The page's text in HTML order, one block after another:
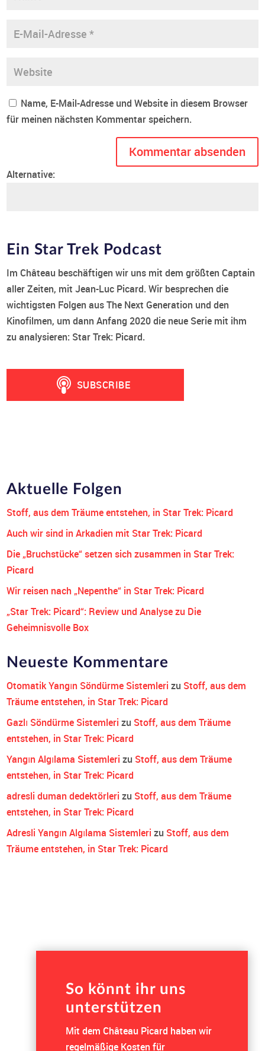
Name, E-Mail-Adresse und Website in diesem Browser
für meinen nächsten Kommentar speichern.
Alternative:
Ein Star Trek Podcast
Im Château beschäftigen wir uns mit dem größten Captain
aller Zeiten, mit Jean-Luc Picard. Wir besprechen die
wichtigsten Folgen aus The Next Generation und den
Kinofilmen, um dann Anfang 2020 die neue Serie mit ihm
zu analysieren: Star Trek: Picard.
Aktuelle Folgen
Stoff, aus dem Träume entstehen, in Star Trek: Picard
Auch wir sind in Arkadien mit Star Trek: Picard
Die „Bruchstücke“ setzen sich zusammen in Star Trek:
Picard
Wir reisen nach „Nepenthe“ in Star Trek: Picard
„Star Trek: Picard“: Review und Analyse zu Die
Geheimnisvolle Box
Neueste Kommentare
Otomatik Yangın Söndürme Sistemleri zu Stoff, aus dem
Träume entstehen, in Star Trek: Picard
Gazlı Söndürme Sistemleri zu Stoff, aus dem Träume
entstehen, in Star Trek: Picard
Yangın Algılama Sistemleri zu Stoff, aus dem Träume
entstehen, in Star Trek: Picard
adresli duman dedektörleri zu Stoff, aus dem Träume
entstehen, in Star Trek: Picard
Adresli Yangın Algılama Sistemleri zu Stoff, aus dem
Träume entstehen, in Star Trek: Picard
So könnt ihr uns
unterstützen
Mit dem Château Picard haben wir
regelmäßige Kosten für